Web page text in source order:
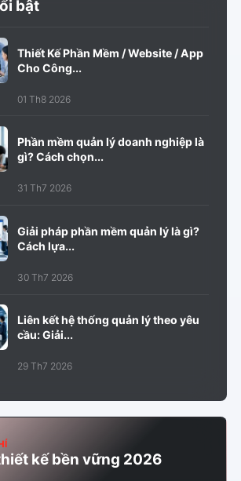
bật
Thiết Kế Phần Mềm / Website / App
Cho Công...
01 Th8 2026
Phần mềm quản lý doanh nghiệp là
gì? Cách chọn...
31 Th7 2026
Giải pháp phần mềm quản lý là gì?
Cách lựa...
30 Th7 2026
Liên kết hệ thống quản lý theo yêu
cầu: Giải...
29 Th7 2026
kế bền vững 2026